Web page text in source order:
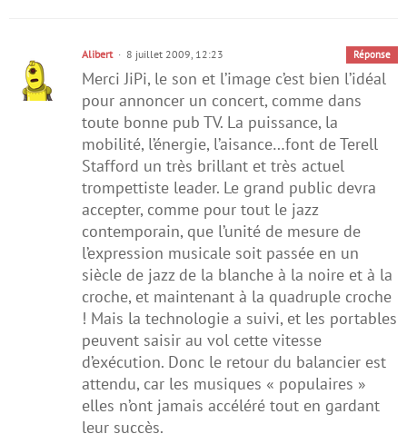
Alibert 8 juillet 2009, 12:23 Réponse
Merci JiPi, le son et l’image c’est bien l’idéal
pour annoncer un concert, comme dans
toute bonne pub TV. La puissance, la
mobilité, l’énergie, l’aisance…font de Terell
Stafford un très brillant et très actuel
trompettiste leader. Le grand public devra
accepter, comme pour tout le jazz
contemporain, que l’unité de mesure de
l’expression musicale soit passée en un
siècle de jazz de la blanche à la noire et à la
croche, et maintenant à la quadruple croche
! Mais la technologie a suivi, et les portables
peuvent saisir au vol cette vitesse
d’exécution. Donc le retour du balancier est
attendu, car les musiques « populaires »
elles n’ont jamais accéléré tout en gardant
leur succès.